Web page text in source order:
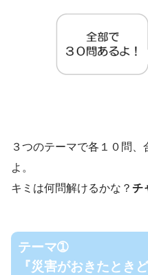
３つのテーマで各１０問
よ。
キミは何問解けるかな？ チ
テーマ➀
『災害がおきたとき